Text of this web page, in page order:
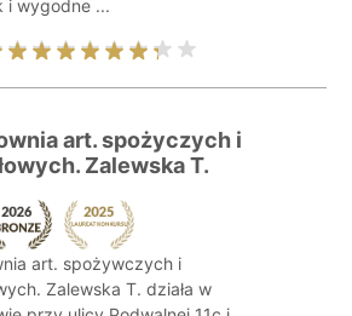
i wygodne ...
art. spożyczych i
Zalewska T.
art. spożywczych i
Zalewska T. działa w